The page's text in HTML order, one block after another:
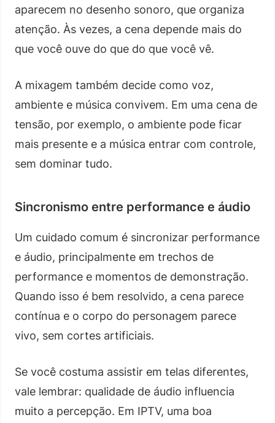
aparecem no desenho sonoro, que organiza
atenção. Às vezes, a cena depende mais do
que você ouve do que do que você vê.
A mixagem também decide como voz,
ambiente e música convivem. Em uma cena de
tensão, por exemplo, o ambiente pode ficar
mais presente e a música entrar com controle,
sem dominar tudo.
Sincronismo entre performance e áudio
Um cuidado comum é sincronizar performance
e áudio, principalmente em trechos de
performance e momentos de demonstração.
Quando isso é bem resolvido, a cena parece
contínua e o corpo do personagem parece
vivo, sem cortes artificiais.
Se você costuma assistir em telas diferentes,
vale lembrar: qualidade de áudio influencia
muito a percepção. Em IPTV, uma boa